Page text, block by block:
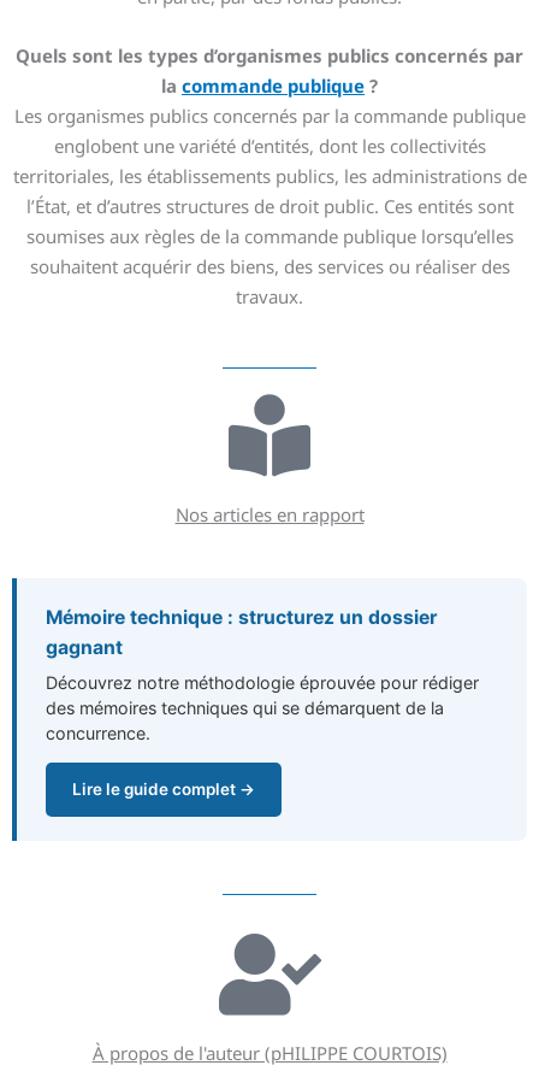
Quels sont les types d’organismes publics concernés par
la commande publique ?
Les organismes publics concernés par la commande publique
englobent une variété d’entités, dont les collectivités
territoriales, les établissements publics, les administrations de
l’État, et d’autres structures de droit public. Ces entités sont
soumises aux règles de la commande publique lorsqu’elles
souhaitent acquérir des biens, des services ou réaliser des
travaux.
Nos articles en rapport
Mémoire technique : structurez un dossier
gagnant
Découvrez notre méthodologie éprouvée pour rédiger
des mémoires techniques qui se démarquent de la
concurrence.
Lire le guide complet →
À propos de l'auteur (pHILIPPE COURTOIS)